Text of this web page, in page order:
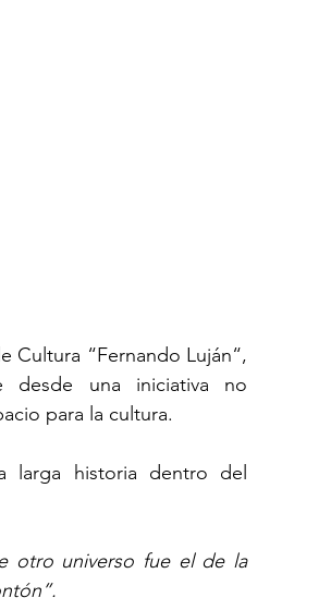
Cultura “Fernando Luján“,
una iniciativa no
para la cultura.
larga historia dentro del
otro universo fue el de la